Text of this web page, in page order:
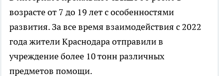
возрасте от 7 до 19 лет с особенностями
развития. За все время взаимодействия с 2022
года жители Краснодара отправили в
учреждение более 10 тонн различных
предметов помощи.